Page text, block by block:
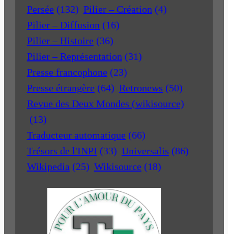
Persée (132) Pilier – Création (4)
Pilier – Diffusion (16)
Pilier – Histoire (36)
Pilier – Représentation (31)
Presse francophone (23)
Presse étrangère (64) Retronews (50)
Revue des Deux Mondes (wikisource)
(13)
Traducteur automatique (66)
Trésors de l'INPI (33) Universalis (86)
Wikipedia (25) Wikisource (18)